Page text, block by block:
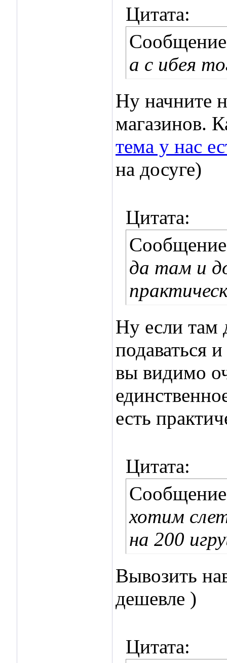
Цитата:
а с ибея
Ну начните
магазинов.
тема у нас
на досуге)
Цитата:
да там и
Ну если там
подаваться
вы видимо
есть
Цитата:
хотим
на 200
Вывозить
дешевле )
Цитата: